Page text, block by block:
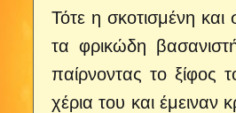
Τότε η σκοτισμένη και
τα φρικώδη
παίρνοντας το
χέρια του και